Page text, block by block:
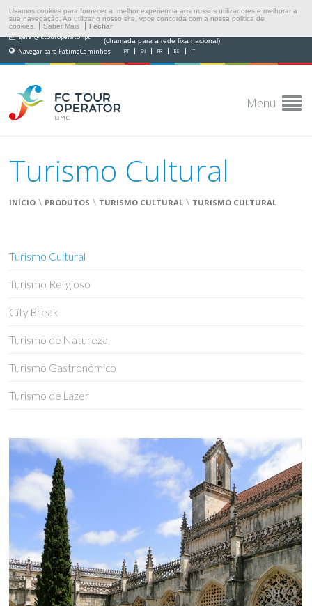
Usamos cookies para fornecer a melhor experiencia aos nossos utilizadores e melhorar a
sua navegação. Ao utilizar o nosso site, voce concorda com a nossa politica de
cookies.
Saber Mais Fechar
geral@fctouroperator.pt (chamada para a rede fixa nacional)
Navegar para FatimaCaminhos PT EN FR ES IT
Menu
Turismo Cultural
INÍCIO \ PRODUTOS \ TURISMO CULTURAL \ TURISMO CULTURAL
Turismo Cultural
Turismo Religioso
City Break
Turismo de Natureza
Turismo Gastronómico
Turismo de Lazer